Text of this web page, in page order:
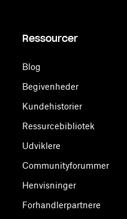
Ressourcer
Blog
Begivenheder
Kundehistorier
Ressurcebibliotek
Udviklere
Communityforummer
Henvisninger
Forhandlerpartnere